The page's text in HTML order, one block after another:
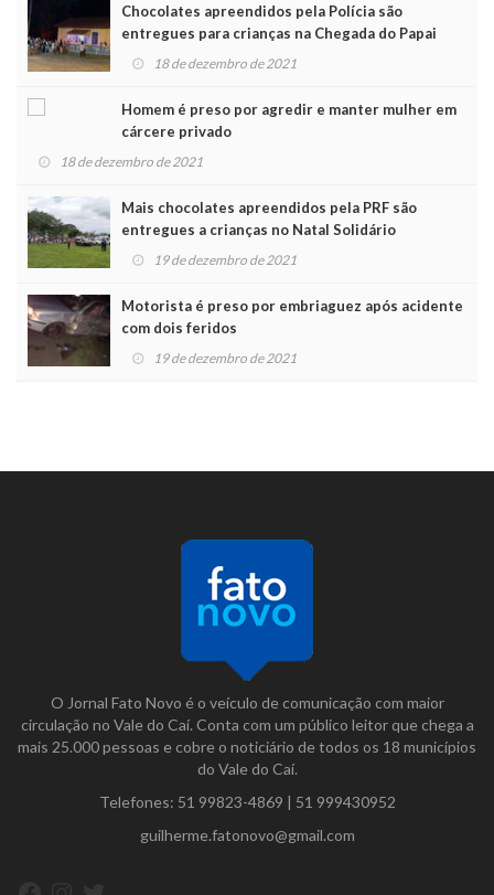
Chocolates apreendidos pela Polícia são
entregues para crianças na Chegada do Papai
Noel
18 de dezembro de 2021
Homem é preso por agredir e manter mulher em
cárcere privado
18 de dezembro de 2021
Mais chocolates apreendidos pela PRF são
entregues a crianças no Natal Solidário
19 de dezembro de 2021
Motorista é preso por embriaguez após acidente
com dois feridos
19 de dezembro de 2021
O Jornal Fato Novo é o veículo de comunicação com maior
circulação no Vale do Caí. Conta com um público leitor que chega a
mais 25.000 pessoas e cobre o noticiário de todos os 18 municípios
do Vale do Caí.
Telefones: 51 99823-4869 | 51 999430952
guilherme.fatonovo@gmail.com